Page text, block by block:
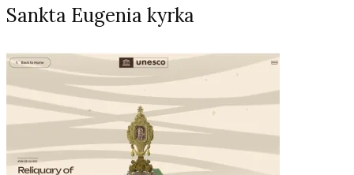
Sankta Eugenia kyrka